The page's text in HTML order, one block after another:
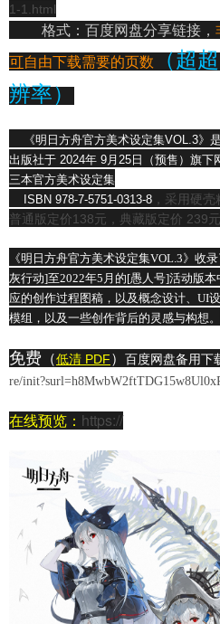
1-1.html
格式：百度网盘分享链接，
可自由下载需要的页数（超
辨率）
《明日方舟官方美术设定集VOL.3》
出版社于 2024年 9月25日（预售）旗下
三本官方美术设定集
ISBN 978-7-5751-0313-8 ，采用硬
普通版定价138元，典藏版定价 239元
《明日方舟官方美术设定集VOL.3》收
灰行动]至2022年5月的[愚人号]活动版
应的创作过程图稿，以及概念设计、UI
模组，以及一些创作背后的灵感与构想。
免费 （低清 PDF） 百度网盘备用下
re/
在线预览： https://